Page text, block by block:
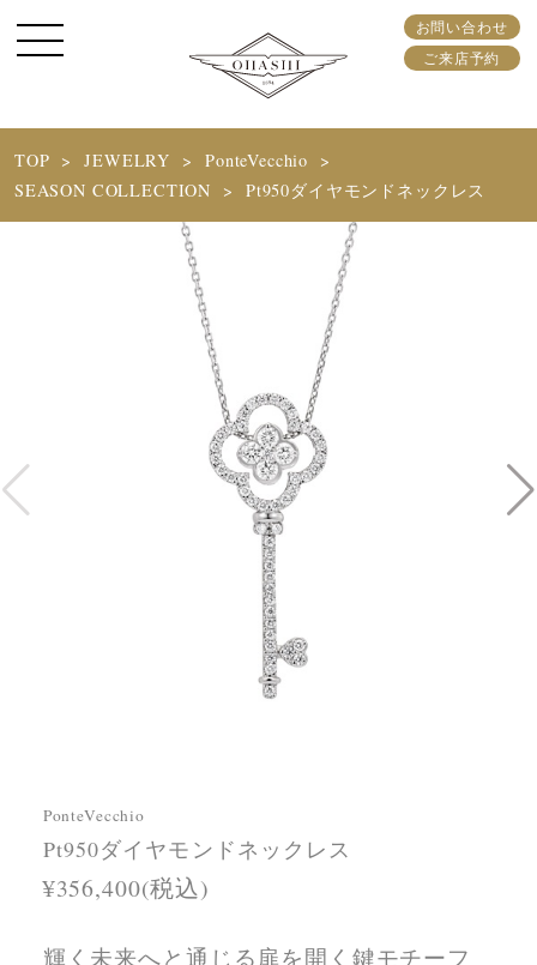
お問い合わせ
ご来店予約
TOP JEWELRY
PonteVecchio
SEASON COLLECTION
Pt950ダイヤモンドネックレス
PonteVecchio
Pt950ダイヤモンドネックレス
¥356,400(税込)
輝く未来へと通じる扉を開く鍵モチーフ